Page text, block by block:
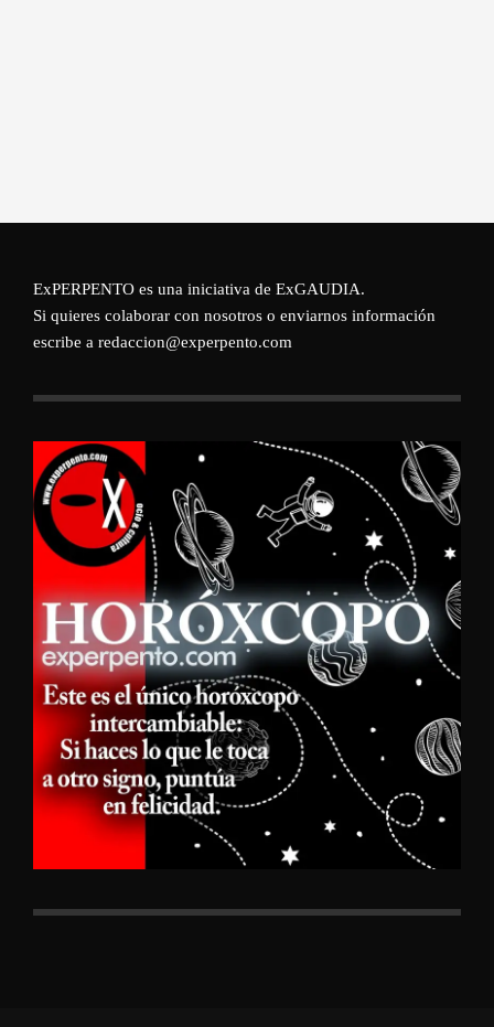
ExPERPENTO es una iniciativa de ExGAUDIA.
Si quieres colaborar con nosotros o enviarnos información
escribe a redaccion@experpento.com